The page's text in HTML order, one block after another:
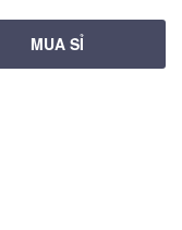
MUA SỈ